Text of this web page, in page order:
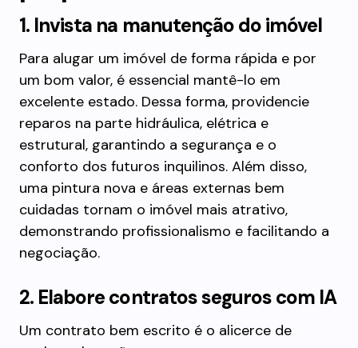
1. Invista na manutenção do imóvel
Para alugar um imóvel de forma rápida e por
um bom valor, é essencial mantê-lo em
excelente estado. Dessa forma, providencie
reparos na parte hidráulica, elétrica e
estrutural, garantindo a segurança e o
conforto dos futuros inquilinos. Além disso,
uma pintura nova e áreas externas bem
cuidadas tornam o imóvel mais atrativo,
demonstrando profissionalismo e facilitando a
negociação.
2. Elabore contratos seguros com IA
Um contrato bem escrito é o alicerce de